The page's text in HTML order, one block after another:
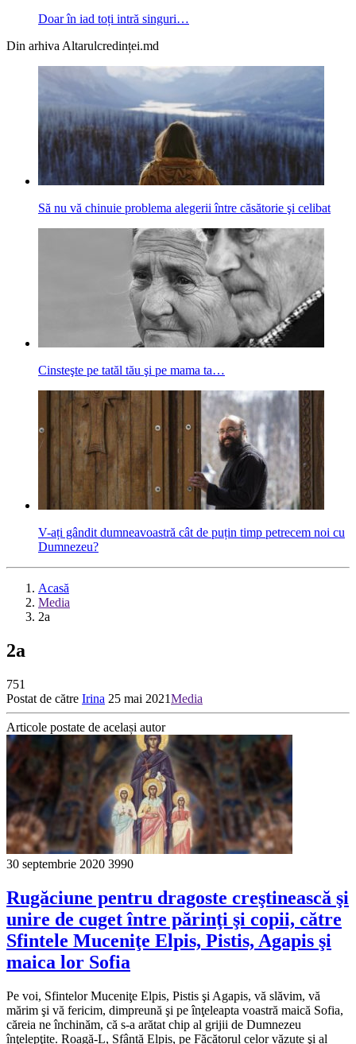
Doar în iad toți intră singuri…
Din arhiva Altarulcredinței.md
Să nu vă chinuie problema alegerii între căsătorie şi celibat
Cinsteşte pe tatăl tău şi pe mama ta…
V-ați gândit dumneavoastră cât de puțin timp petrecem noi cu
Dumnezeu?
Acasă
Media
2a
2a
751
Postat de către Irina 25 mai 2021Media
Articole postate de același autor
30 septembrie 2020 3990
Rugăciune pentru dragoste creştinească şi
unire de cuget între părinţi şi copii, către
Sfintele Muceniţe Elpis, Pistis, Agapis şi
maica lor Sofia
Pe voi, Sfintelor Muceniţe Elpis, Pistis şi Agapis, vă slăvim, vă
mărim şi vă fericim, dimpreună şi pe înţeleapta voastră maică Sofia,
căreia ne închinăm, că s-a arătat chip al grijii de Dumnezeu
înţelepţite. Roagă-L, Sfântă Elpis, pe Făcătorul celor văzute şi al